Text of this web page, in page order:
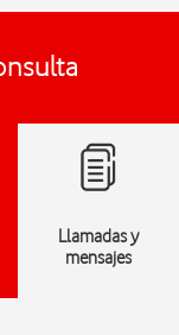
Llamadas y
mensajes